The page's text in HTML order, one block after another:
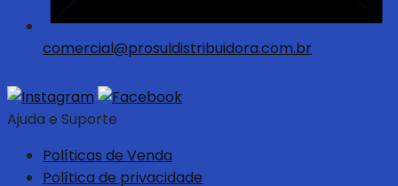
comercial@prosuldistribuidora.com.br
Ajuda e Suporte
Políticas de Venda
Política de privacidade